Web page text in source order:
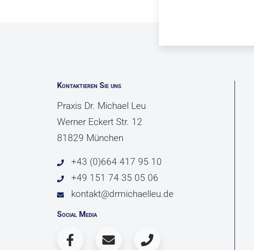
Kontaktieren Sie uns
Praxis Dr. Michael Leu
Werner Eckert Str. 12
81829 München
+43 (0)664 417 95 10
+49 151 74 35 05 06
kontakt@drmichaelleu.de
Social Media